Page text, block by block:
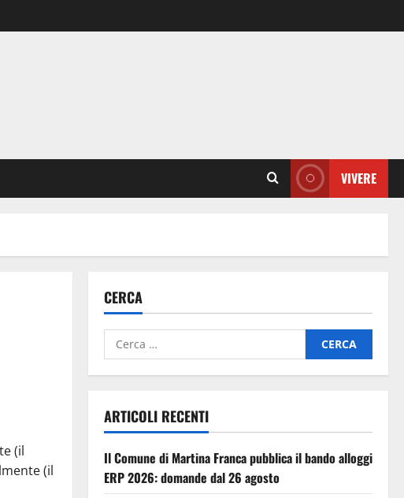
VIVERE
(il
(il
CERCA
ARTICOLI RECENTI
Il Comune di Martina Franca pubblica il bando alloggi
ERP 2026: domande dal 26 agosto